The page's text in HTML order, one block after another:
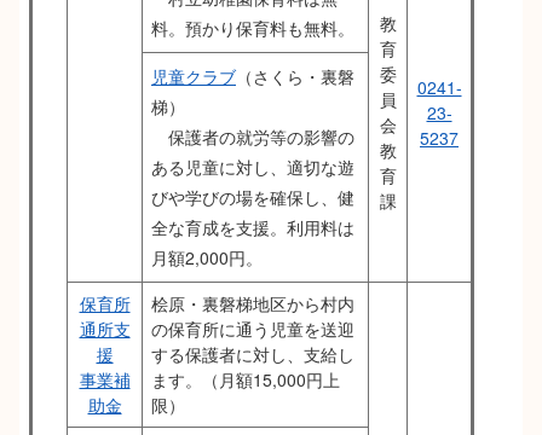
料。預かり保育料も無料。
教
育
委
員
会
教
育
課
0241-
23-
5237
児童クラブ （さくら・裏磐
梯）
保護者の就労等の影響の
ある児童に対し、適切な遊
びや学びの場を確保し、健
全な育成を支援。利用料は
月額2,000円。
保育所
通所支
援
事業補
助金
桧原・裏磐梯地区から村内
の保育所に通う児童を送迎
する保護者に対し、支給し
ます。（月額15,000円上
限）